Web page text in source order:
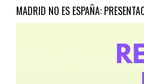
MADRID NO ES ESPAÑA: